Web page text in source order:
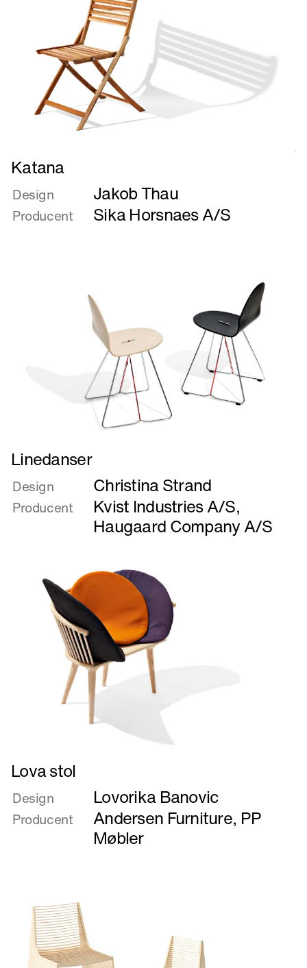
Læs
mere
om
Katana
Katana
Design Jakob Thau
Producent Sika Horsnaes A/S
Læs
mere
om
Linedanser
Linedanser
Design Christina Strand
Producent Kvist Industries A/S,
Haugaard Company A/S
Læs
mere
om
Lova
stol
Lova stol
Design Lovorika Banovic
Producent Andersen Furniture, PP
Møbler